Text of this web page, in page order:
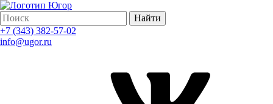
Найти
+7 (343) 382-57-02
info@ugor.ru